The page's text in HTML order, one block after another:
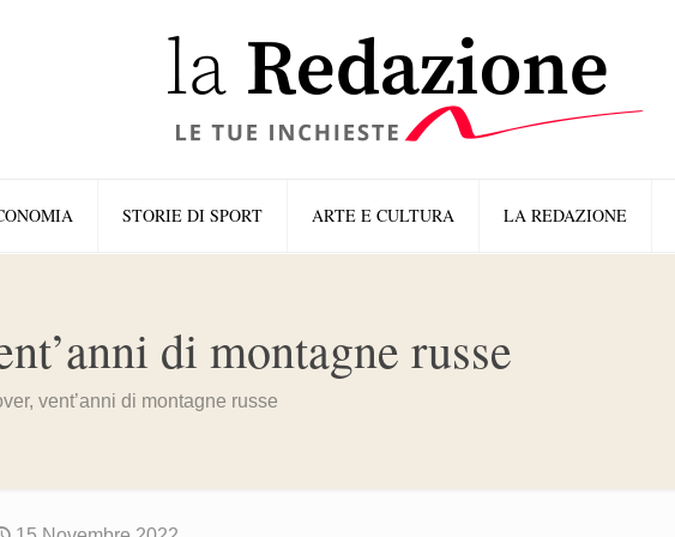
STORIE DI SPORT ARTE E CULTURA LA REDAZIONE
di montagne russe
vent’anni di montagne russe